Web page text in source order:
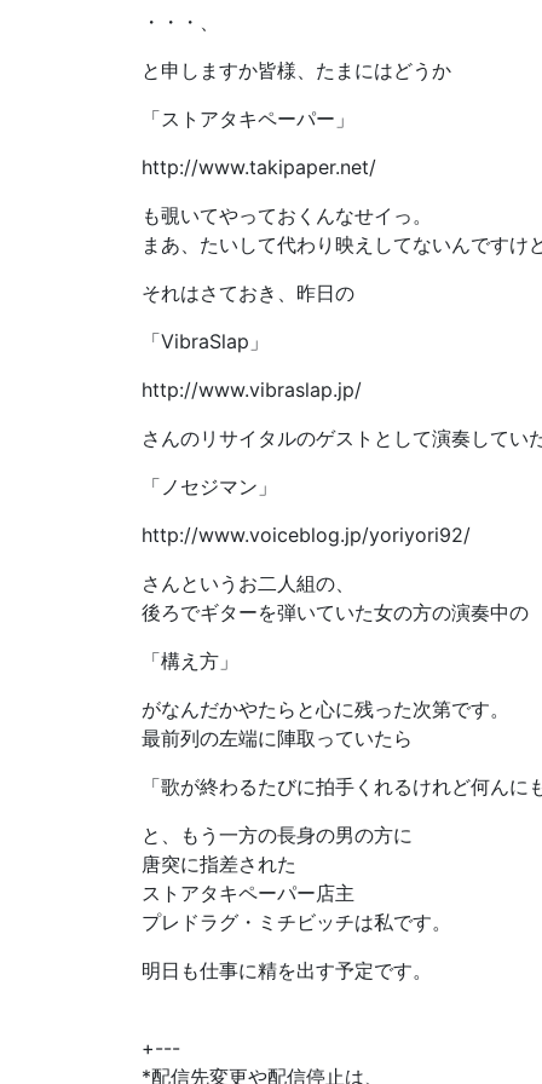
・・・、
と申しますか皆様、たまにはどうか
「ストアタキペーパー」
http://www.takipaper.net/
も覗いてやっておくんなせイっ。
まあ、たいして代わり映えしてないんですけ
それはさておき、昨日の
「VibraSlap」
http://www.vibraslap.jp/
さんのリサイタルのゲストとして演奏してい
「ノセジマン」
http://www.voiceblog.jp/yoriyori92/
さんというお二人組の、
後ろでギターを弾いていた女の方の演奏中の
「構え方」
がなんだかやたらと心に残った次第です。
最前列の左端に陣取っていたら
「歌が終わるたびに拍手くれるけれど何んに
と、もう一方の長身の男の方に
唐突に指差された
ストアタキペーパー店主
プレドラグ・ミチビッチは私です。
明日も仕事に精を出す予定です。
+---
*配信先変更や配信停止は、